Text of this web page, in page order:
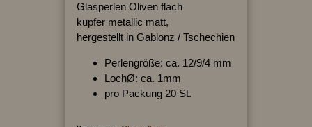
Glasperlen Oliven flach
kupfer metallic matt,
hergestellt in Gablonz / Tschechien
Perlengröße: ca. 12/9/4 mm
LochØ: ca. 1mm
pro Packung 20 St.